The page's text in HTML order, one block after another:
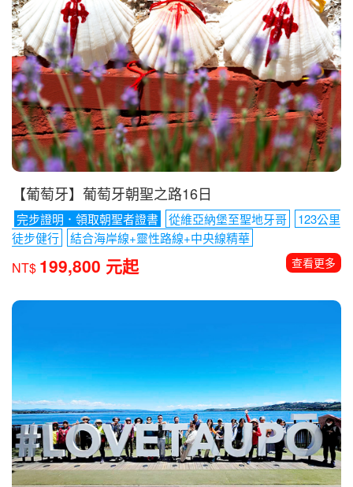
【加拿大賞楓】四年一度鮭魚返鄉洄游．洛磯山脈健
行12日(入住班夫城堡1晚)
保證成團-10/5、10/6、10/7 即將成團-10/8
洛磯山脈國家公
園
露易絲湖 強斯頓峽谷健走 冰原雪車
NT$199,800 元起 查看更多
【葡萄牙】葡萄牙朝聖之路16日
完步證明．領取朝聖者證書 從維亞納堡至聖地牙哥
123公里
徒步健行
結合海岸線+靈性路線+中央線精華
NT$199,800 元起 查看更多